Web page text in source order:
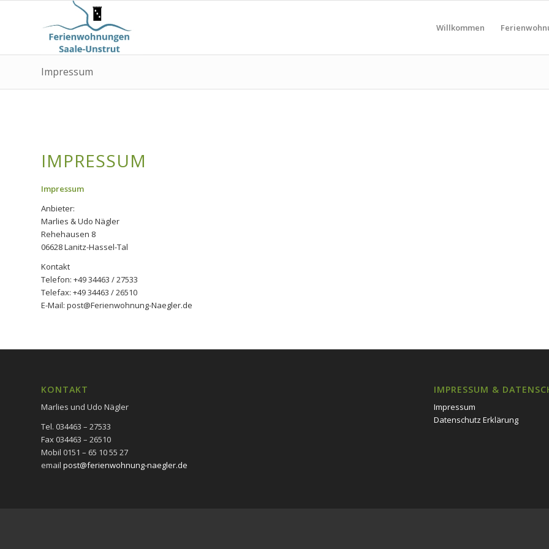
Willkommen
Impressum
IMPRESSUM
Impressum
Anbieter:
Marlies & Udo Nägler
Rehehausen 8
06628 Lanitz-Hassel-Tal
Kontakt
Telefon: +49 34463 / 27533
Telefax: +49 34463 / 26510
E-Mail: post@Ferienwohnung-Naegler.de
KONTAKT
Marlies und Udo Nägler
Tel. 034463 – 27533
Fax 034463 – 26510
Mobil 0151 – 65 10 55 27
email post@ferienwohnung-naegler.de
IMPRESSUM &
Impressum
Datenschutz Erklärung